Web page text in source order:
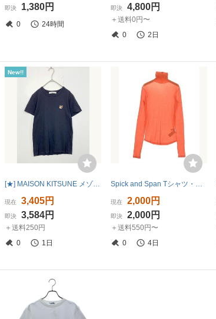
即決 1,380円
0 24時間
即決 4,800円
＋送料0円〜
0
2日
New!!
[★] MAISON KITSUNE メゾンキツネ 半袖 フォックスヘッド パッチ クラシック Tシャツ sizeXS/紺 ■◆ レディース ○
現在 3,405円
即決 3,584円
＋送料250円
0
1日
Spick and Span Tシャツ・カットソー レディース スピックアンドスパン 中古 古着
現在 2,000円
即決 2,000円
＋送料550円〜
0
4日